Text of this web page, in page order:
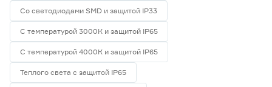
Со светодиодами SMD и защитой IP33
С температурой 3000К и защитой IP65
С температурой 4000К и защитой IP65
Теплого света с защитой IP65